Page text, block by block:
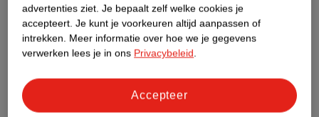
Etiketinformatie
Impact Score.
advertenties ziet. Je bepaalt zelf welke cookies je
accepteert. Je kunt je voorkeuren altijd aanpassen of
intrekken. Meer informatie over hoe we je gegevens
verwerken lees je in ons Privacybeleid.
Accepteer